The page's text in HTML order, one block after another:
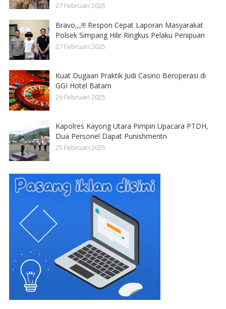
27 Februari 2025
Bravo,,,!!! Respon Cepat Laporan Masyarakat
Polsek Simpang Hilir Ringkus Pelaku Penipuan
27 Februari 2025
Kuat Dugaan Praktik Judi Casino Beroperasi di
GGI Hotel Batam
26 Februari 2025
Kapolres Kayong Utara Pimpin Upacara PTDH,
Dua Personel Dapat Punishmentn
25 Februari 2025